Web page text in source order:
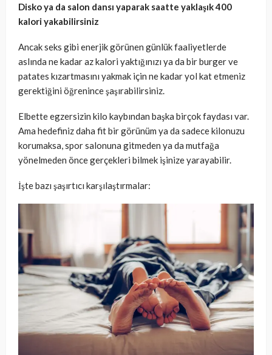
Disko ya da salon dansı yaparak saatte yaklaşık 400
kalori yakabilirsiniz
Ancak seks gibi enerjik görünen günlük faaliyetlerde
aslında ne kadar az kalori yaktığınızı ya da bir burger ve
patates kızartmasını yakmak için ne kadar yol kat etmeniz
gerektiğini öğrenince şaşırabilirsiniz.
Elbette egzersizin kilo kaybından başka birçok faydası var.
Ama hedefiniz daha fit bir görünüm ya da sadece kilonuzu
korumaksa, spor salonuna gitmeden ya da mutfağa
yönelmeden önce gerçekleri bilmek işinize yarayabilir.
İşte bazı şaşırtıcı karşılaştırmalar: